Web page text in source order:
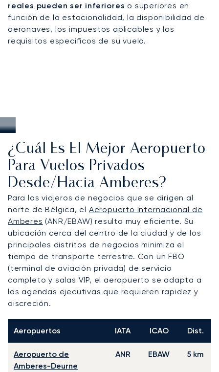
periodos de mayor demanda, desde ferias
comerciales internacionales hasta la temporada
alta de viajes vacacionales.
reales pueden ser inferiores o superiores en
función de la estacionalidad, la disponibilidad de
aeronaves, los impuestos aplicables y los
requisitos específicos de su vuelo.
¿Cuál Es El Mejor Aeropuerto
Para Vuelos Privados
Desde/hacia Amberes?
Para los viajeros de negocios que se dirigen al
norte de Bélgica, el Aeropuerto Internacional de
Amberes (ANR/EBAW) resulta muy eficiente. Su
ubicación cerca del centro de la ciudad y de los
principales distritos de negocios minimiza el
tiempo de transporte terrestre. Con un FBO
(terminal de aviación privada) de servicio
completo y salas VIP, el aeropuerto se adapta a
las agendas ejecutivas que requieren rapidez y
discreción.
Aeropuertos IATA ICAO Dist.
Aeropuerto de
Amberes-Deurne
ANR EBAW 5 km